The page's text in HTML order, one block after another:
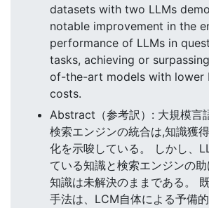
datasets with two LLMs
notable improvement in the
performance of LLMs in
tasks, achieving or
of-the-art models with lower
costs.
Abstract（参考訳）: 大規模言
検索エンジンの統合は,知識獲
化を示唆している。 しかし、
ている知識と検索エンジンの
知識は未解決のままである。
手法は、LCM自体による予備